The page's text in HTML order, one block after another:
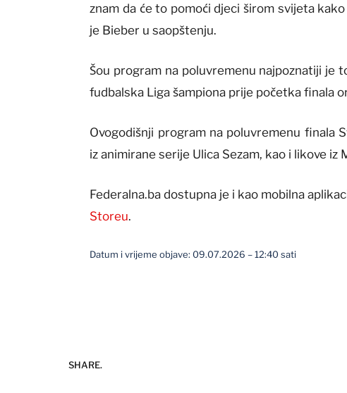
znam da će to pomoći djeci širom svijeta
je Bieber u saopštenju.
Šou program na poluvremenu najpoznatiji je
fudbalska Liga šampiona prije početka finala
Ovogodišnji program na poluvremenu finala
iz animirane serije Ulica Sezam, kao i likove
Federalna.ba dostupna je i kao mobilna
Storeu.
Datum i vrijeme objave: 09.07.2026 – 12:40 sati
SHARE.